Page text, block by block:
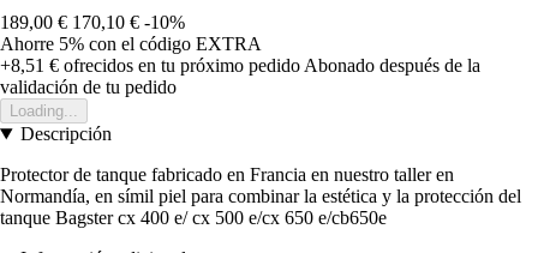
189,00 € 170,10 € -10%
Ahorre 5% con el código EXTRA
+8,51 € ofrecidos en tu próximo pedido Abonado después de la
validación de tu pedido
Loading...
Descripción
Protector de tanque fabricado en Francia en nuestro taller en
Normandía, en símil piel para combinar la estética y la protección del
tanque Bagster cx 400 e/ cx 500 e/cx 650 e/cb650e